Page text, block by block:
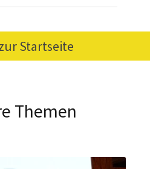
Startseite
Themen